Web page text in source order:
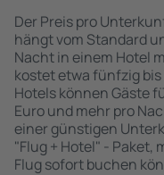
Der Preis pro
hängt vom Standard
Nacht in einem Hotel
kostet etwa fünfzig
Hotels können Gäste
Euro und mehr pro
einer günstigen
"Flug + Hotel" - Paket,
Flug sofort buchen